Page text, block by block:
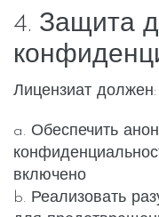
4. Защита
Лицензиат должен:
a. Обеспечить
включено
b. Реализовать